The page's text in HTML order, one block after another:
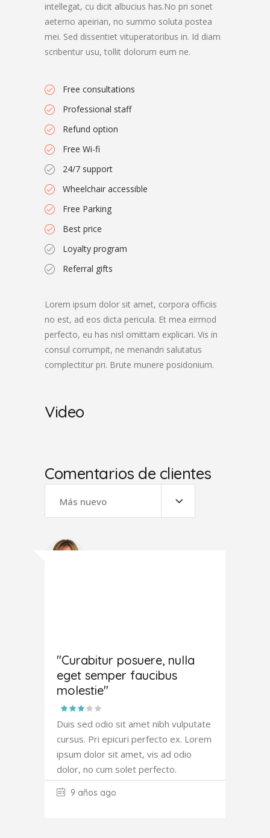
intellegat, cu dicit albucius has.No pri sonet
aeterno apeirian, no summo soluta postea
mei. Sed dissentiet vituperatoribus in. Id diam
scribentur usu, tollit dolorum eum ne.
Free consultations
Professional staff
Refund option
Free Wi-fi
24/7 support
Wheelchair accessible
Free Parking
Best price
Loyalty program
Referral gifts
Lorem ipsum dolor sit amet, corpora officiis
no est, ad eos dicta pericula. Et mea eirmod
perfecto, eu has nisl omittam explicari. Vis in
consul corrumpit, ne menandri salutatus
complectitur pri. Brute munere posidonium.
Video
Comentarios de clientes
Más nuevo
"Curabitur posuere, nulla
eget semper faucibus
molestie"
Duis sed odio sit amet nibh vulputate
cursus. Pri epicuri perfecto ex. Lorem
ipsum dolor sit amet, vis ad odio
dolor, no cum solet perfecto.
9 años ago